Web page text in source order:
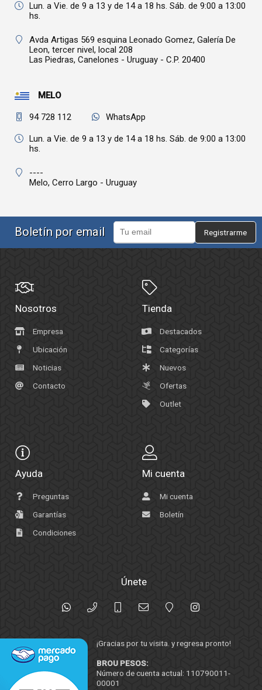
Lun. a Vie. de 9 a 13 y de 14 a 18 hs. Sáb. de 9:00 a 13:00
hs.
Avda Artigas 569 esquina Leonado Gomez, Galería De
Leon, tercer nivel, local 208
Las Piedras, Canelones - Uruguay - C.P. 20400
MELO
94 728 112 WhatsApp
Lun. a Vie. de 9 a 13 y de 14 a 18 hs. Sáb. de 9:00 a 13:00
hs.
----
Melo, Cerro Largo - Uruguay
Boletín por email Registrarme
Nosotros
Empresa
Ubicación
Noticias
Contacto
Tienda
Destacados
Categorías
Nuevos
Ofertas
Outlet
Ayuda
Preguntas
Garantías
Condiciones
Mi cuenta
Mi cuenta
Boletín
Únete
¡Gracias por tu visita. y regresa pronto!
BROU PESOS:
Número de cuenta actual: 110790011-
00001